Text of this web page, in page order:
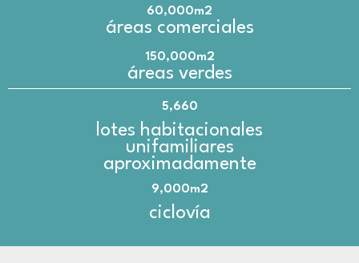
60,000m2
áreas comerciales
150,000m2
áreas verdes
5,660
lotes habitacionales
unifamiliares
aproximadamente
9,000m2
ciclovía